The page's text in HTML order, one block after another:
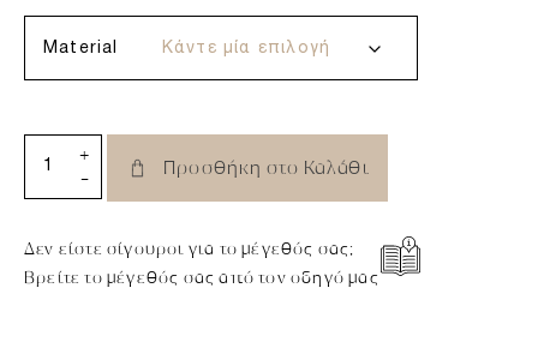
Material
-
+
Προσθήκη στο Καλάθι
Δεν είστε σίγουροι για το μέγεθός σας;
Βρείτε το μέγεθός σας από τον οδηγό μας